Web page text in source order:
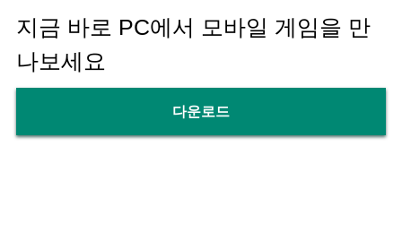
지금 바로 PC에서 모바일 게임을 만
나보세요
다운로드